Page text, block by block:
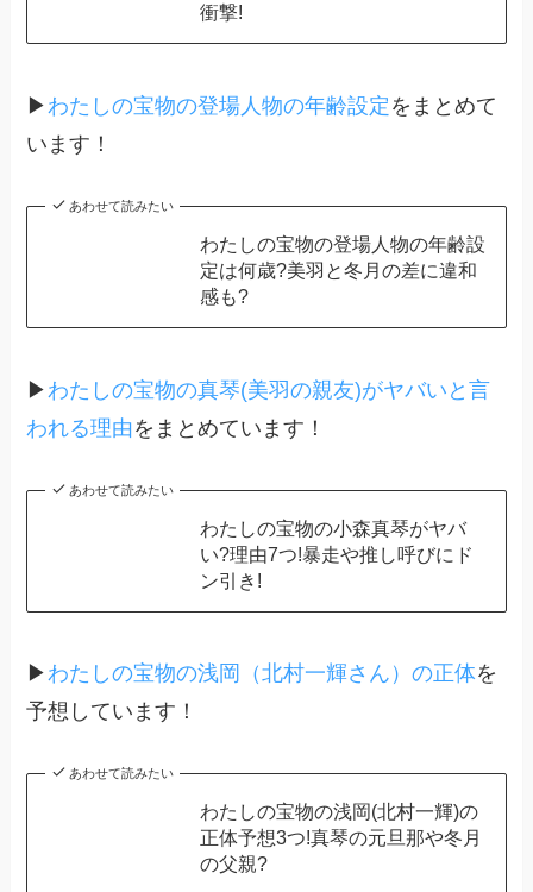
衝撃!
▶わたしの宝物の登場人物の年齢設定 をまとめて
います！
あわせて読みたい
わたしの宝物の登場人物の年齢設
定は何歳?美羽と冬月の差に違和
感も?
▶ わたしの宝物の真琴(美羽の親友)がヤバいと言
われる理由をまとめています！
あわせて読みたい
わたしの宝物の小森真琴がヤバ
い?理由7つ!暴走や推し呼びにド
ン引き!
▶わたしの宝物の浅岡（北村一輝さん）の正体を
予想しています！
あわせて読みたい
わたしの宝物の浅岡(北村一輝)の
正体予想3つ!真琴の元旦那や冬月
の父親?